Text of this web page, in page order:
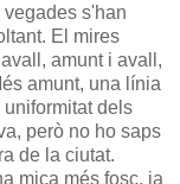
s'han
El mires
amunt i avall,
amunt, una línia
dels
però no ho saps
de la ciutat.
mica més fosc, ja